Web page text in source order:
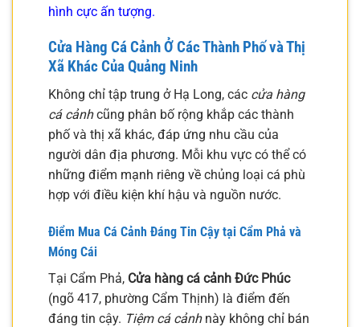
hình cực ấn tượng.
Cửa Hàng Cá Cảnh Ở Các Thành Phố và Thị
Xã Khác Của Quảng Ninh
Không chỉ tập trung ở Hạ Long, các cửa hàng
cá cảnhcũng phân bố rộng khắp các thành
phố và thị xã khác, đáp ứng nhu cầu của
người dân địa phương. Mỗi khu vực có thể có
những điểm mạnh riêng về chủng loại cá phù
hợp với điều kiện khí hậu và nguồn nước.
Điểm Mua Cá Cảnh Đáng Tin Cậy tại Cẩm Phả và
Móng Cái
Tại Cẩm Phả, Cửa hàng cá cảnh Đức Phúc
(ngõ 417, phường Cẩm Thịnh) là điểm đến
đáng tin cậy. Tiệm cá cảnhnày không chỉ bán